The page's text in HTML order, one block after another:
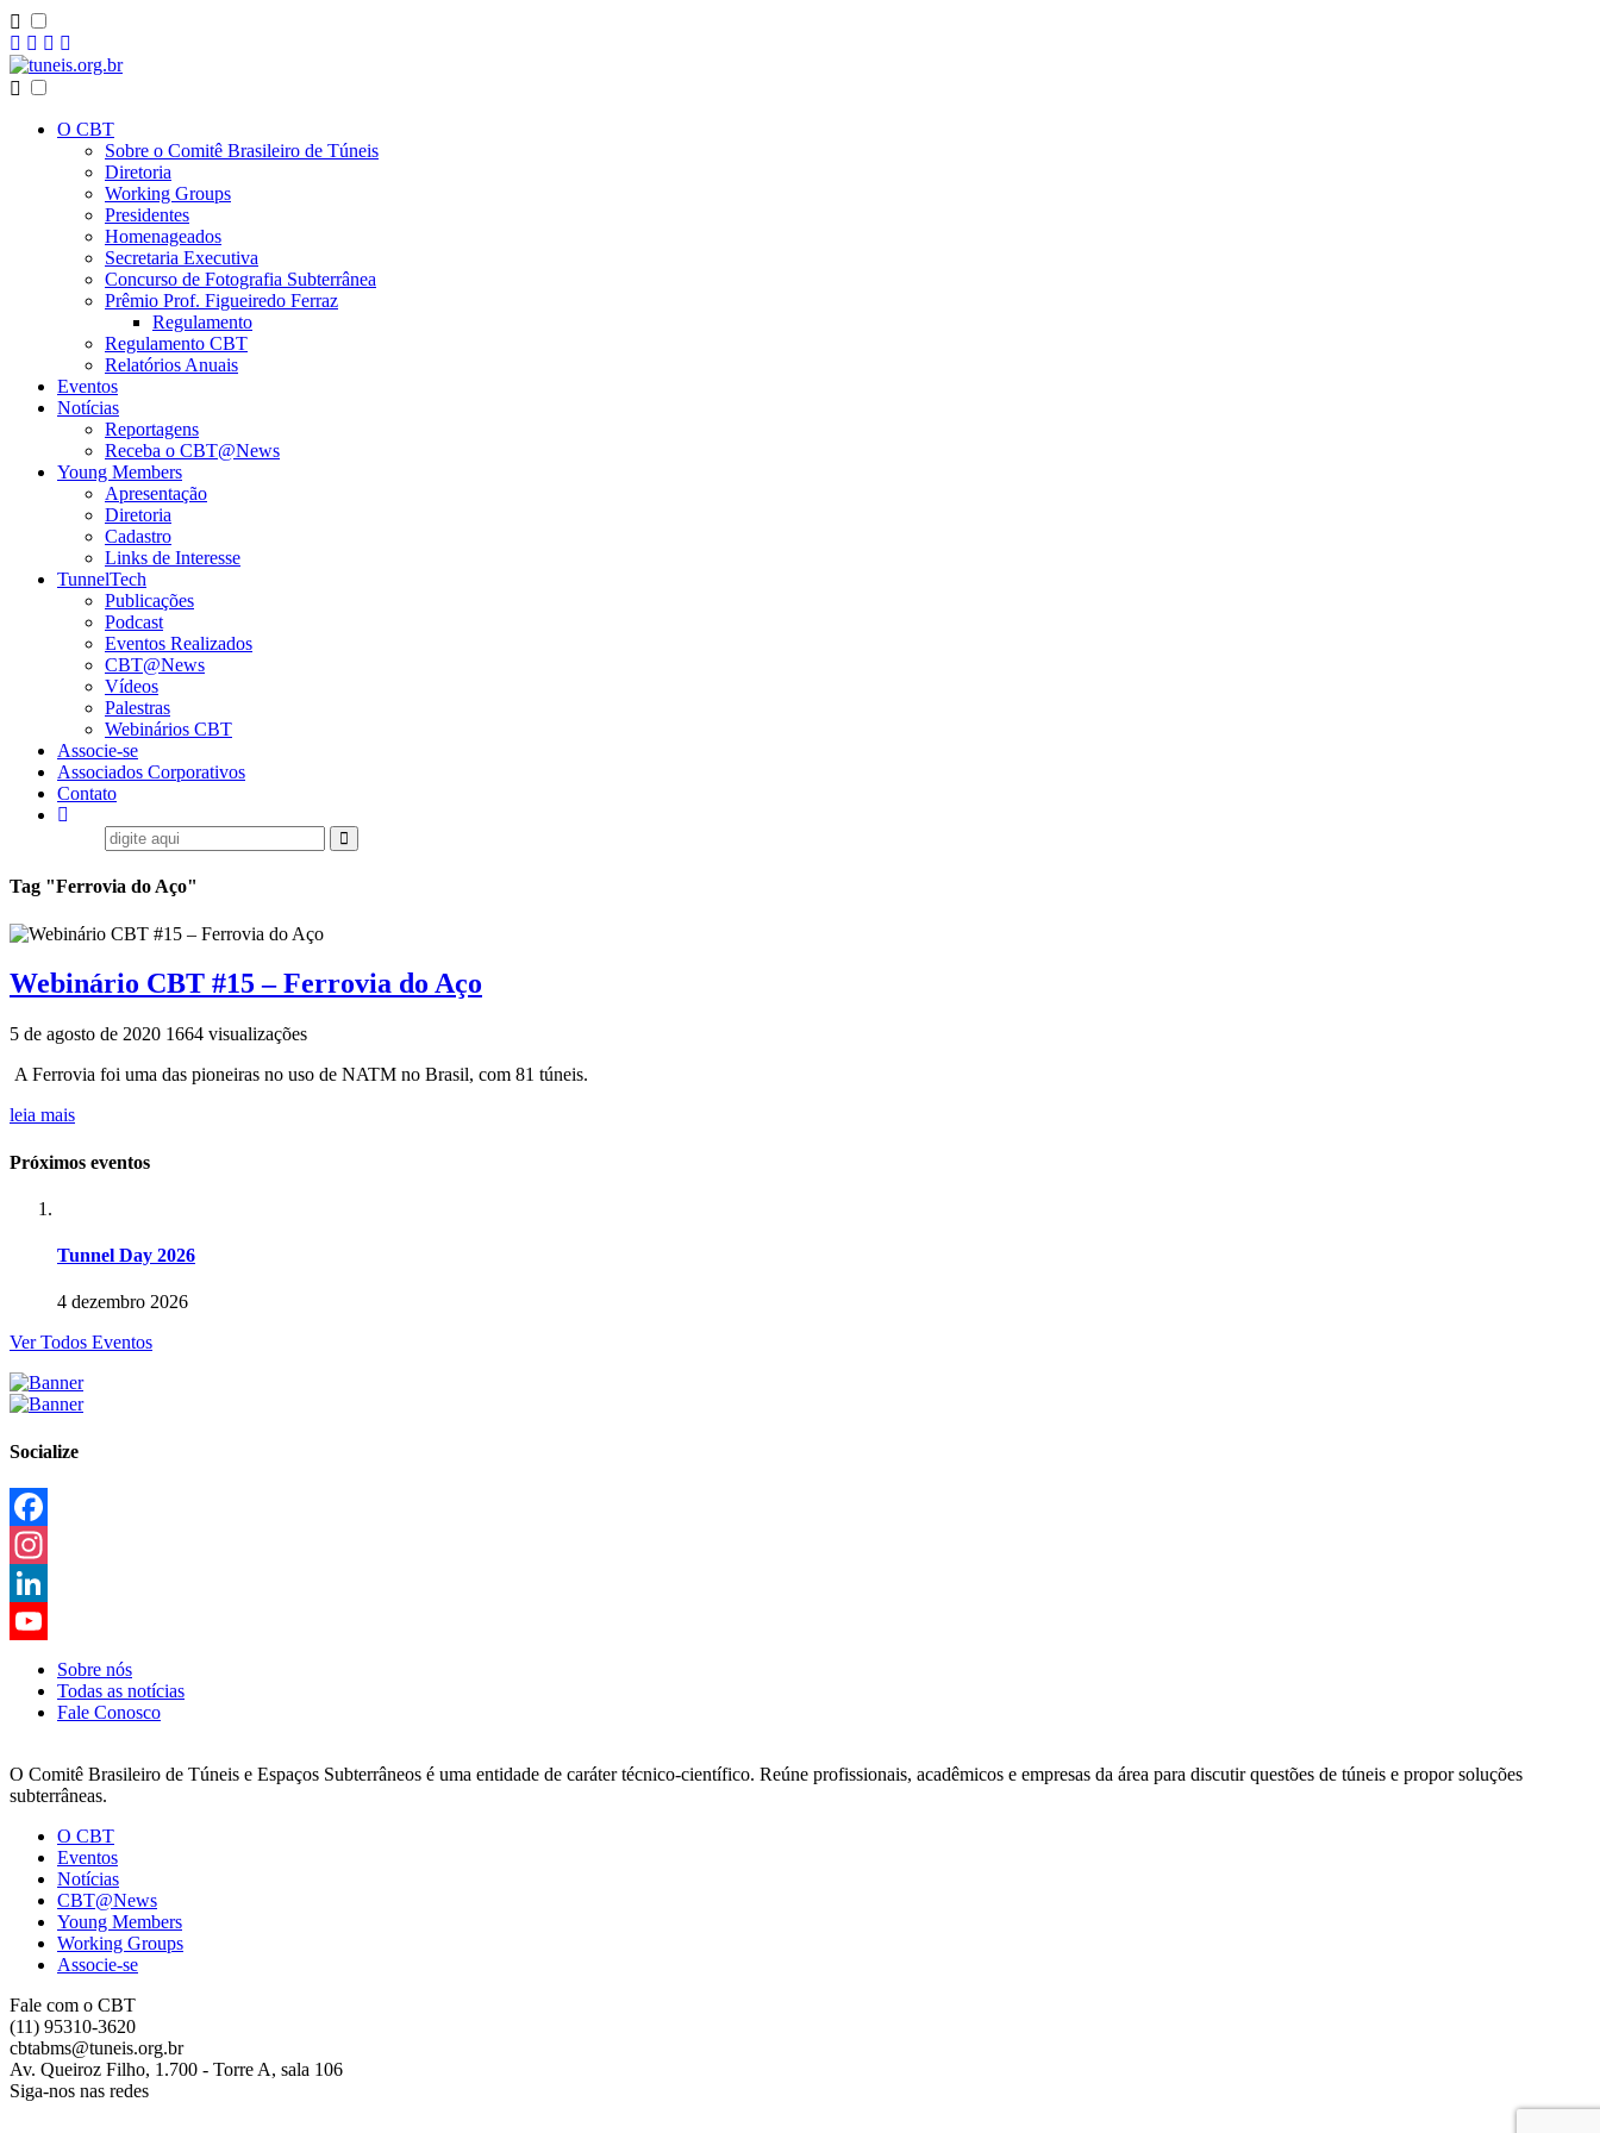
O CBT
Sobre o Comitê Brasileiro de Túneis
Diretoria
Working Groups
Presidentes
Homenageados
Secretaria Executiva
Concurso de Fotografia Subterrânea
Prêmio Prof. Figueiredo Ferraz
Regulamento
Regulamento CBT
Relatórios Anuais
Eventos
Notícias
Reportagens
Receba o CBT@News
Young Members
Apresentação
Diretoria
Cadastro
Links de Interesse
TunnelTech
Publicações
Podcast
Eventos Realizados
CBT@News
Vídeos
Palestras
Webinários CBT
Associe-se
Associados Corporativos
Contato
Tag "Ferrovia do Aço"
Webinário CBT #15 – Ferrovia do Aço
5 de agosto de 2020 1664 visualizações
A Ferrovia foi uma das pioneiras no uso de NATM no Brasil, com 81 túneis.
leia mais
Próximos eventos
Tunnel Day 2026
4 dezembro 2026
Ver Todos Eventos
Socialize
Facebook
Instagram
LinkedIn
YouTube
Channel
Sobre nós
Todas as notícias
Fale Conosco
O Comitê Brasileiro de Túneis e Espaços Subterrâneos é uma entidade de caráter técnico-científico. Reúne profissionais, acadêmicos e empresas da área para discutir questões de túneis e propor soluções
subterrâneas.
O CBT
Eventos
Notícias
CBT@News
Young Members
Working Groups
Associe-se
Fale com o CBT
(11) 95310-3620
cbtabms@tuneis.org.br
Av. Queiroz Filho, 1.700 - Torre A, sala 106
Siga-nos nas redes